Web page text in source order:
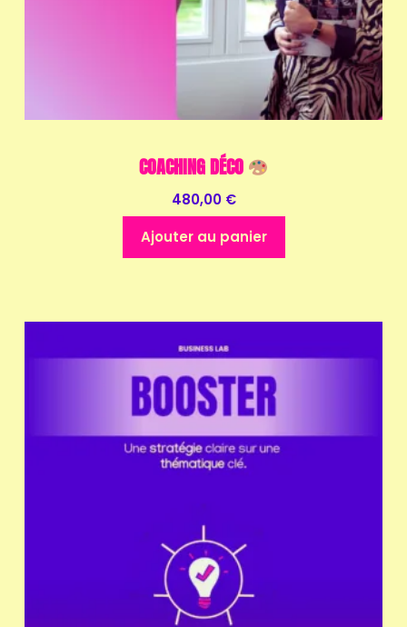
COACHING DÉCO
480,00 €
Ajouter au panier